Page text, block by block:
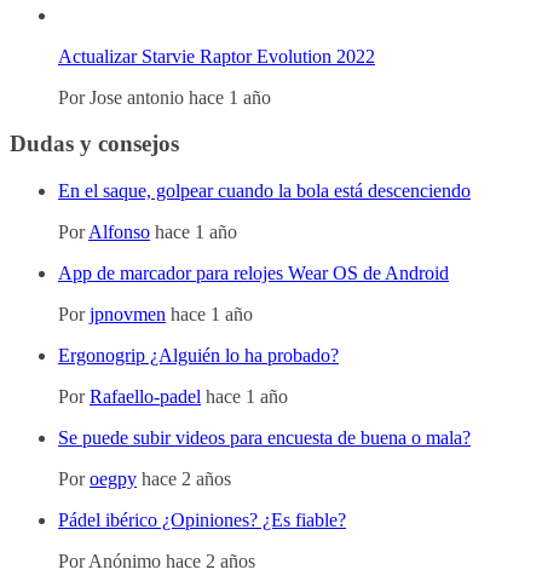
Actualizar Starvie Raptor Evolution 2022
PorJose antonio hace 1 año
Dudas y consejos
En el saque, golpear cuando la bola está descenciendo
PorAlfonso hace 1 año
App de marcador para relojes Wear OS de Android
Porjpnovmen hace 1 año
Ergonogrip ¿Alguién lo ha probado?
PorRafaello-padel hace 1 año
Se puede subir videos para encuesta de buena o mala?
Poroegpy hace 2 años
Pádel ibérico ¿Opiniones? ¿Es fiable?
PorAnónimo hace 2 años